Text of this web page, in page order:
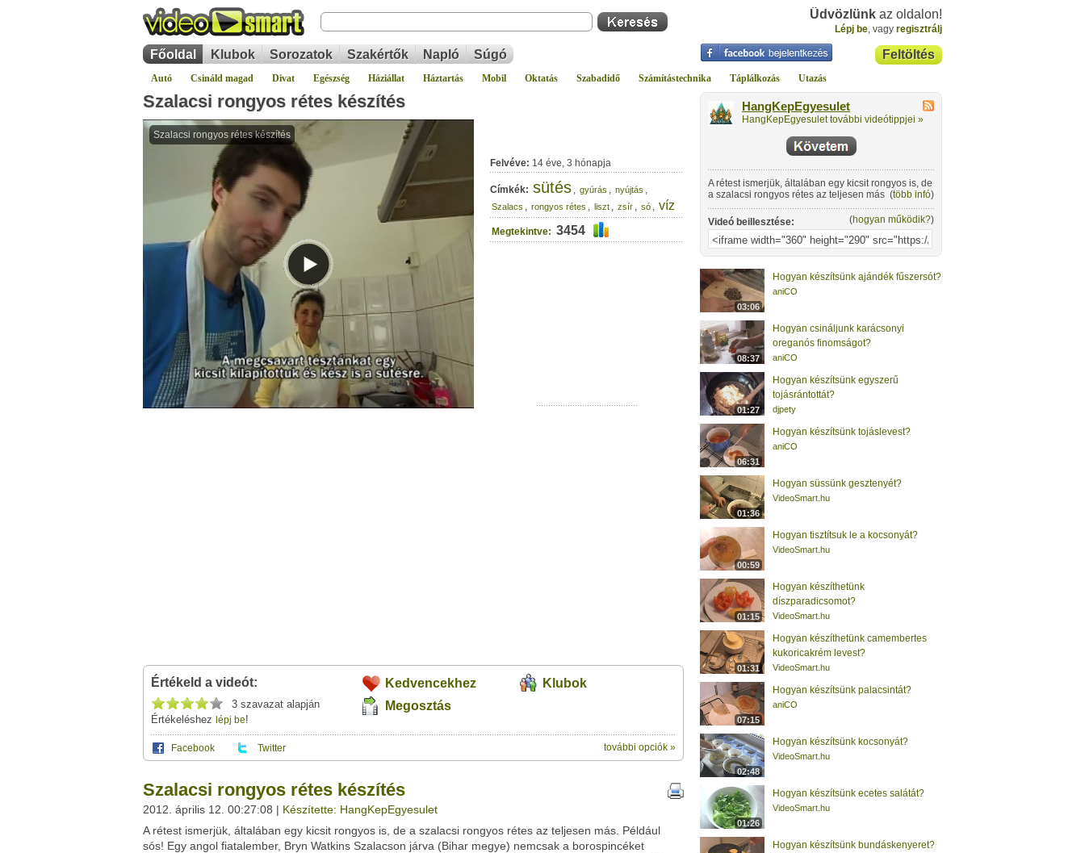
Üdvözlünk az oldalon!
Lépj be, vagy regisztrálj
Feltöltés
Főoldal Klubok Sorozatok Szakértők Napló Súgó
Autó Csináld magad Divat Egészség Háziállat Háztartás Mobil Oktatás Szabadidő Számítástechnika Táplálkozás Utazás
Szalacsi rongyos rétes készítés
Felvéve: 14 éve, 3 hónapja
Címkék: sütés , gyúrás , nyújtás ,
Szalacs , rongyos rétes , liszt , zsír , só , víz
Megtekintve: 3454
Értékeld a videót:
3 szavazat alapján
Értékeléshez lépj be!
Kedvencekhez
Klubok
Megosztás
Facebook Twitter további opciók »
vagy ezt a felületet:
Neved:
E-mail címed:
Üzenet (opcionális):
Ez a videó nem még nem tartozik egy klubhoz sem.
Ha van egy kis időd,nézz szét meglévő klubjaink között!
Szalacsi rongyos rétes készítés
2012. április 12. 00:27:08 | Készítette: HangKepEgyesulet
A rétest ismerjük, általában egy kicsit rongyos is, de a szalacsi rongyos rétes az teljesen más. Például
sós! Egy angol fiatalember, Bryn Watkins Szalacson járva (Bihar megye) nemcsak a borospincéket
HangKepEgyesulet
HangKepEgyesulet további videótippjei »
A rétest ismerjük, általában egy kicsit rongyos is, de
a szalacsi rongyos rétes az teljesen más. Például
sós! Egy angol fiatalember, Bryn Watkins Szalacson
járva (Bihar megye) nemcsak a borospincéket
látogatta, de életében először tésztát is nyújtott.
Nem túl diétás, de annál inkább finom és laktató
ételt készít Irma nénivel, aki igazán otthon van a
(több infó)
Videó beillesztése: (hogyan működik?)
03:06
Hogyan készítsünk ajándék fűszersót?
aniCO
08:37
Hogyan csináljunk karácsonyi
oreganós finomságot?
aniCO
01:27
Hogyan készítsünk egyszerű
tojásrántottát?
djpety
06:31
Hogyan készítsünk tojáslevest?
aniCO
01:36
Hogyan süssünk gesztenyét?
VideoSmart.hu
00:59
Hogyan tisztítsuk le a kocsonyát?
VideoSmart.hu
01:15
Hogyan készíthetünk
díszparadicsomot?
VideoSmart.hu
01:31
Hogyan készíthetünk camembertes
kukoricakrém levest?
VideoSmart.hu
07:15
Hogyan készítsünk palacsintát?
aniCO
02:48
Hogyan készítsünk kocsonyát?
VideoSmart.hu
01:26
Hogyan készítsünk ecetes salátát?
VideoSmart.hu
Hogyan készítsünk bundáskenyeret?